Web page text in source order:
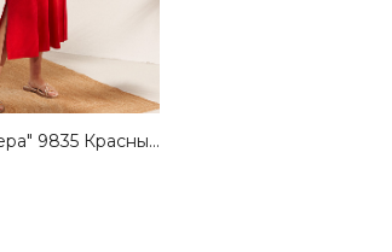
Платье "Ампера" 9835 Красный оптом Lilo — купить от производителя